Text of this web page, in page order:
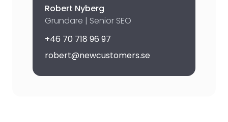
Robert Nyberg
Grundare | Senior SEO
+46 70 718 96 97
robert@newcustomers.se